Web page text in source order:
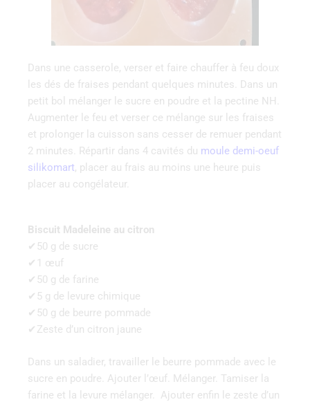
Dans une casserole, verser et faire chauffer à feu doux
les dés de fraises pendant quelques minutes. Dans un
petit bol mélanger le sucre en poudre et la pectine NH.
Augmenter le feu et verser ce mélange sur les fraises
et prolonger la cuisson sans cesser de remuer pendant
2 minutes. Répartir dans 4 cavités du moule demi-oeuf
silikomart, placer au frais au moins une heure puis
placer au congélateur.
Biscuit Madeleine au citron
✔50 g de sucre
✔1 œuf
✔50 g de farine
✔5 g de levure chimique
✔50 g de beurre pommade
✔Zeste d’un citron jaune
Dans un saladier, travailler le beurre pommade avec le
sucre en poudre. Ajouter l’œuf. Mélanger. Tamiser la
farine et la levure mélanger. Ajouter enfin le zeste d’un